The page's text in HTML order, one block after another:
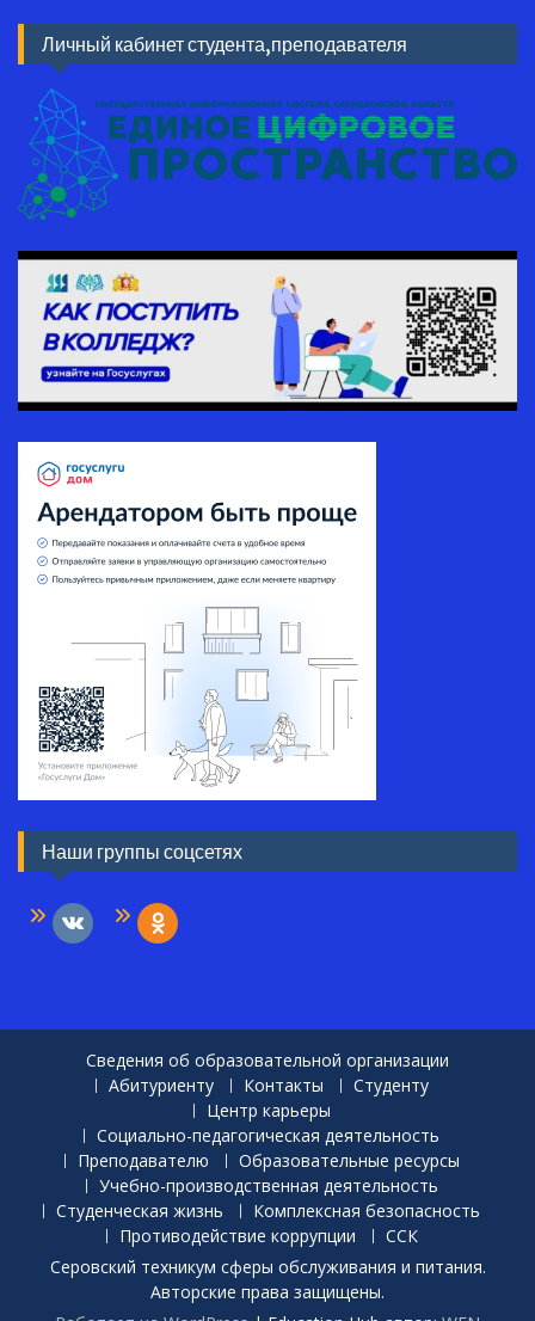
Личный кабинет студента,преподавателя
Наши группы соцсетях
vkontakte odnoklassniki
Сведения об образовательной организации
Абитуриенту
Контакты
Студенту
Центр карьеры
Социально-педагогическая деятельность
Преподавателю
Образовательные ресурсы
Учебно-производственная деятельность
Студенческая жизнь
Комплексная безопасность
Противодействие коррупции
ССК
Серовский техникум сферы обслуживания и питания.
Авторские права защищены.